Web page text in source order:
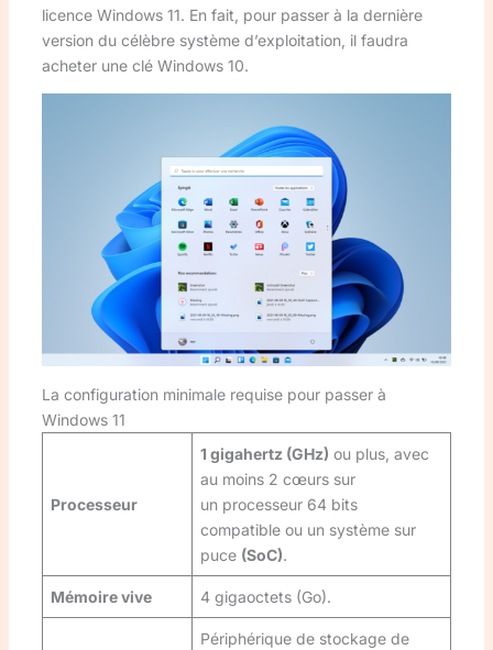
licence Windows 11. En fait, pour passer à la dernière
version du célèbre système d’exploitation, il faudra
acheter une clé Windows 10.
La configuration minimale requise pour passer à
Windows 11
Processeur
1 gigahertz (GHz) ou plus, avec
au moins 2 cœurs sur
un processeur 64 bits
compatible ou un système sur
puce (SoC).
Mémoire vive 4 gigaoctets (Go).
Périphérique de stockage de